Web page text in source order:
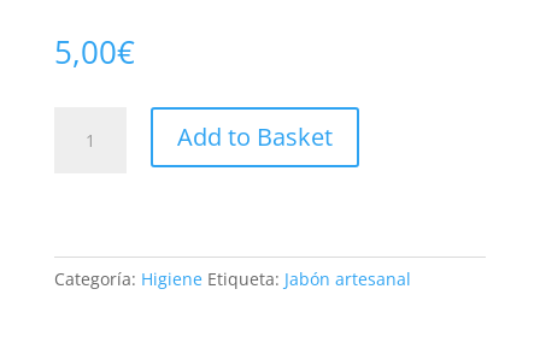
5,00€
cantidad
Add to Basket
Categoría: Higiene Etiqueta: Jabón artesanal